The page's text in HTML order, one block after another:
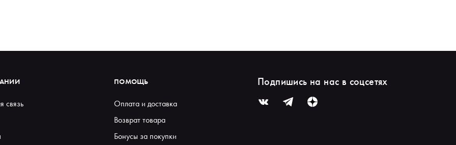
связь
ПОМОЩЬ
Оплата и доставка
Возврат товара
Бонусы за покупки
Подпишись на нас в соцсетях